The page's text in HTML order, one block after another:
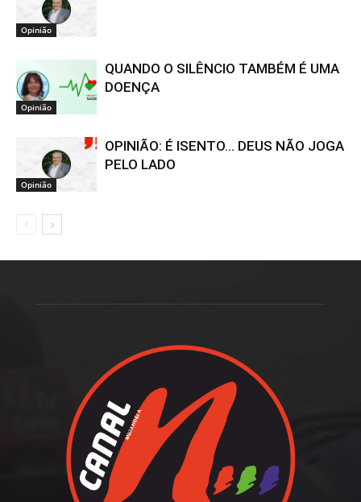
Opinião
Opinião
QUANDO O SILÊNCIO TAMBÉM É UMA
DOENÇA
Opinião
OPINIÃO: É ISENTO… DEUS NÃO JOGA
PELO LADO